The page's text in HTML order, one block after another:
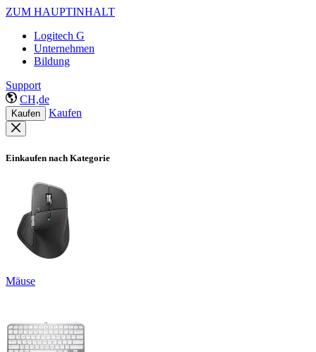
ZUM HAUPTINHALT
Logitech G
Unternehmen
Bildung
Support
CH,de
Kaufen Kaufen
Einkaufen nach Kategorie
Mäuse